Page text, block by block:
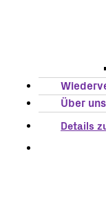
Über uns
Details